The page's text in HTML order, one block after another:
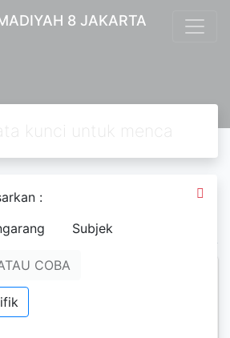
8 JAKARTA
:
Subjek
COBA
yang Baru